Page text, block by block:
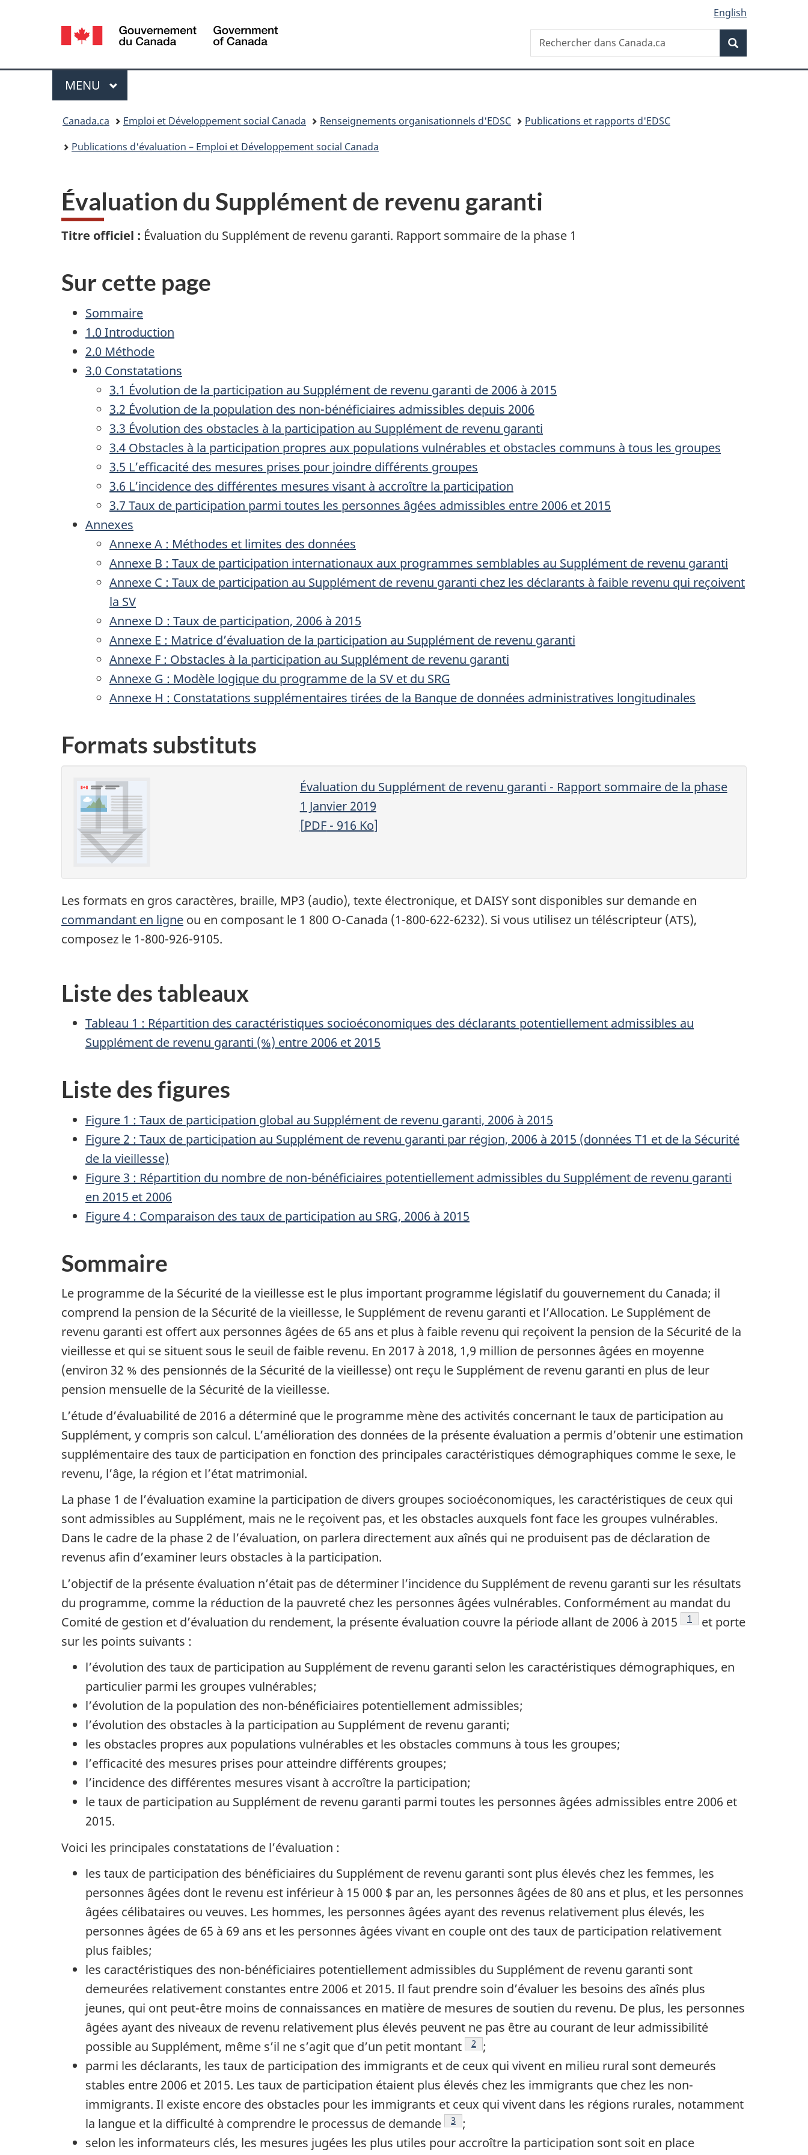
sujet
HTML
Sélection
de
la
langue
English
Canada
Recherche
Rechercher
dans
Menu
MENU PRINCIPAL
Canada.ca Emploi et Développement social Canada Renseignements organisationnels d'EDSC
Publications et rapports d'EDSC
Publications d'évaluation – Emploi et Développement social Canada
Évaluation du Supplément de revenu garanti
Titre officiel : Évaluation du Supplément de revenu garanti. Rapport sommaire de la phase 1
Sur cette page
Sommaire
1.0 Introduction
2.0 Méthode
3.0 Constatations
3.1 Évolution de la participation au Supplément de revenu garanti de 2006 à 2015
3.2 Évolution de la population des non-bénéficiaires admissibles depuis 2006
3.3 Évolution des obstacles à la participation au Supplément de revenu garanti
3.4 Obstacles à la participation propres aux populations vulnérables et obstacles communs à tous les groupes
3.5 L’efficacité des mesures prises pour joindre différents groupes
3.6 L’incidence des différentes mesures visant à accroître la participation
3.7 Taux de participation parmi toutes les personnes âgées admissibles entre 2006 et 2015
Annexes
Annexe A : Méthodes et limites des données
Annexe B : Taux de participation internationaux aux programmes semblables au Supplément de revenu garanti
Annexe C : Taux de participation au Supplément de revenu garanti chez les déclarants à faible revenu qui reçoivent
la SV
Annexe D : Taux de participation, 2006 à 2015
Annexe E : Matrice d’évaluation de la participation au Supplément de revenu garanti
Annexe F : Obstacles à la participation au Supplément de revenu garanti
Annexe G : Modèle logique du programme de la SV et du SRG
Annexe H : Constatations supplémentaires tirées de la Banque de données administratives longitudinales
Formats substituts
Évaluation du Supplément de revenu garanti - Rapport sommaire de la phase
1 Janvier 2019
[PDF- 916 Ko]
Les formats en gros caractères, braille, MP3 (audio), texte électronique, et DAISY sont disponibles sur demande en
commandant en ligne ou en composant le 1 800 O-Canada (1-800-622-6232). Si vous utilisez un téléscripteur (ATS),
composez le 1-800-926-9105.
Liste des tableaux
Tableau 1 : Répartition des caractéristiques socioéconomiques des déclarants potentiellement admissibles au
Supplément de revenu garanti (%) entre 2006 et 2015
Liste des figures
Figure 1 : Taux de participation global au Supplément de revenu garanti, 2006 à 2015
Figure 2 : Taux de participation au Supplément de revenu garanti par région, 2006 à 2015 (données T1 et de la Sécurité
de la vieillesse)
Figure 3 : Répartition du nombre de non-bénéficiaires potentiellement admissibles du Supplément de revenu garanti
en 2015 et 2006
Figure 4 : Comparaison des taux de participation au SRG, 2006 à 2015
Sommaire
Le programme de la Sécurité de la vieillesse est le plus important programme législatif du gouvernement du Canada; il
comprend la pension de la Sécurité de la vieillesse, le Supplément de revenu garanti et l’Allocation. Le Supplément de
revenu garanti est offert aux personnes âgées de 65 ans et plus à faible revenu qui reçoivent la pension de la Sécurité de la
vieillesse et qui se situent sous le seuil de faible revenu. En 2017 à 2018, 1,9 million de personnes âgées en moyenne
(environ 32 % des pensionnés de la Sécurité de la vieillesse) ont reçu le Supplément de revenu garanti en plus de leur
pension mensuelle de la Sécurité de la vieillesse.
L’étude d’évaluabilité de 2016 a déterminé que le programme mène des activités concernant le taux de participation au
Supplément, y compris son calcul. L’amélioration des données de la présente évaluation a permis d’obtenir une estimation
supplémentaire des taux de participation en fonction des principales caractéristiques démographiques comme le sexe, le
revenu, l’âge, la région et l’état matrimonial.
La phase 1 de l’évaluation examine la participation de divers groupes socioéconomiques, les caractéristiques de ceux qui
sont admissibles au Supplément, mais ne le reçoivent pas, et les obstacles auxquels font face les groupes vulnérables.
Dans le cadre de la phase 2 de l’évaluation, on parlera directement aux aînés qui ne produisent pas de déclaration de
revenus afin d’examiner leurs obstacles à la participation.
L’objectif de la présente évaluation n’était pas de déterminer l’incidence du Supplément de revenu garanti sur les résultats
du programme, comme la réduction de la pauvreté chez les personnes âgées vulnérables. Conformément au mandat du
Comité de gestion et d’évaluation du rendement, la présente évaluation couvre la période allant de 2006 à 2015
Note de bas de page
1
et porte
sur les points suivants :
l’évolution des taux de participation au Supplément de revenu garanti selon les caractéristiques démographiques, en
particulier parmi les groupes vulnérables;
l’évolution de la population des non-bénéficiaires potentiellement admissibles;
l’évolution des obstacles à la participation au Supplément de revenu garanti;
les obstacles propres aux populations vulnérables et les obstacles communs à tous les groupes;
l’efficacité des mesures prises pour atteindre différents groupes;
l’incidence des différentes mesures visant à accroître la participation;
le taux de participation au Supplément de revenu garanti parmi toutes les personnes âgées admissibles entre 2006 et
2015.
Voici les principales constatations de l’évaluation :
les taux de participation des bénéficiaires du Supplément de revenu garanti sont plus élevés chez les femmes, les
personnes âgées dont le revenu est inférieur à 15 000 $ par an, les personnes âgées de 80 ans et plus, et les personnes
âgées célibataires ou veuves. Les hommes, les personnes âgées ayant des revenus relativement plus élevés, les
personnes âgées de 65 à 69 ans et les personnes âgées vivant en couple ont des taux de participation relativement
plus faibles;
les caractéristiques des non-bénéficiaires potentiellement admissibles du Supplément de revenu garanti sont
demeurées relativement constantes entre 2006 et 2015. Il faut prendre soin d’évaluer les besoins des aînés plus
jeunes, qui ont peut-être moins de connaissances en matière de mesures de soutien du revenu. De plus, les personnes
âgées ayant des niveaux de revenu relativement plus élevés peuvent ne pas être au courant de leur admissibilité
possible au Supplément, même s’il ne s’agit que d’un petit montant
Note de bas de page
2
;
parmi les déclarants, les taux de participation des immigrants et de ceux qui vivent en milieu rural sont demeurés
stables entre 2006 et 2015. Les taux de participation étaient plus élevés chez les immigrants que chez les non-
immigrants. Il existe encore des obstacles pour les immigrants et ceux qui vivent dans les régions rurales, notamment
la langue et la difficulté à comprendre le processus de demande
Note de bas de page
3 ;
selon les informateurs clés, les mesures jugées les plus utiles pour accroître la participation sont soit en place